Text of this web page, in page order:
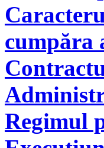
cumpăra
Regimul